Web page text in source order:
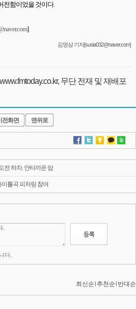
전함이었을 것이다.
]
김영삼 기자[susia032@naver.com]
무단 전재 및 재배포
전화면 맨위로
전 하차. 안타까운 맘
틀곡 피처링 참여